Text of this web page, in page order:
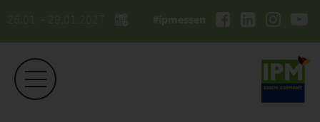
26.01. - 29.01.2027 #ipmessen